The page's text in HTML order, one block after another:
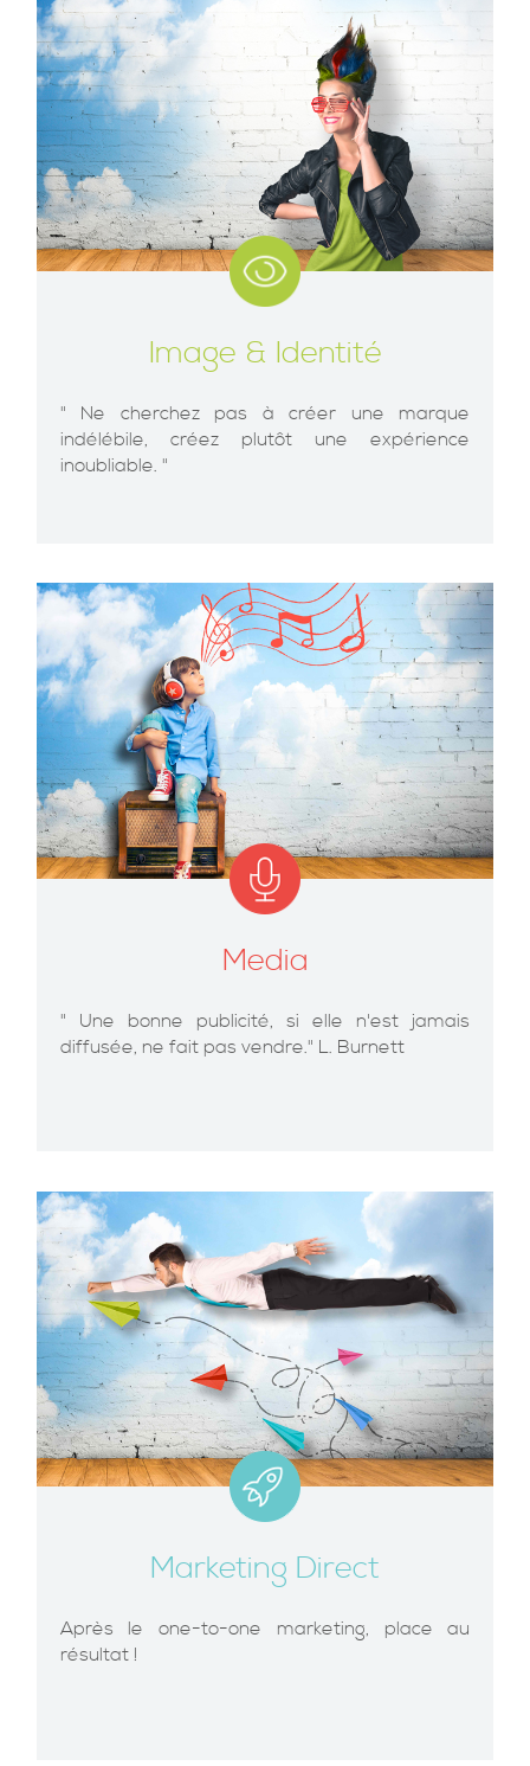
Image & Identité
" Ne cherchez pas à créer une marque
indélébile, créez plutôt une expérience
inoubliable. "
Media
" Une bonne publicité, si elle n'est jamais
diffusée, ne fait pas vendre." L. Burnett
Marketing Direct
Après le one-to-one marketing, place au
résultat !